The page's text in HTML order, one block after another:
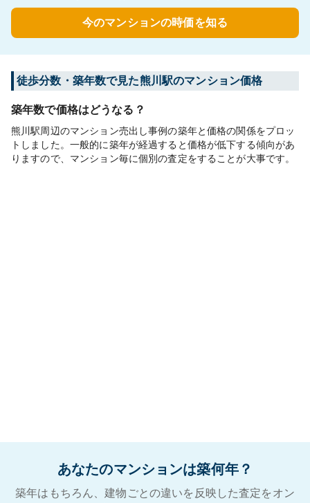
今のマンションの時価を知る
徒歩分数・築年数で見た熊川駅のマンション価格
築年数で価格はどうなる？
熊川駅周辺のマンション売出し事例の築年と価格の関係をプロッ
トしました。一般的に築年が経過すると価格が低下する傾向があ
りますので、マンション毎に個別の査定をすることが大事です。
あなたのマンションは築何年？
築年はもちろん、建物ごとの違いを反映した査定をオン